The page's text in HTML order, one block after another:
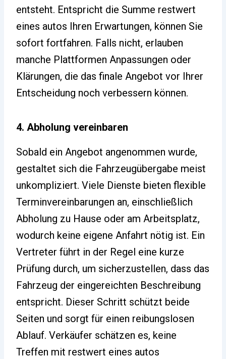
entsteht. Entspricht die Summe restwert
eines autos Ihren Erwartungen, können Sie
sofort fortfahren. Falls nicht, erlauben
manche Plattformen Anpassungen oder
Klärungen, die das finale Angebot vor Ihrer
Entscheidung noch verbessern können.
4. Abholung vereinbaren
Sobald ein Angebot angenommen wurde,
gestaltet sich die Fahrzeugübergabe meist
unkompliziert. Viele Dienste bieten flexible
Terminvereinbarungen an, einschließlich
Abholung zu Hause oder am Arbeitsplatz,
wodurch keine eigene Anfahrt nötig ist. Ein
Vertreter führt in der Regel eine kurze
Prüfung durch, um sicherzustellen, dass das
Fahrzeug der eingereichten Beschreibung
entspricht. Dieser Schritt schützt beide
Seiten und sorgt für einen reibungslosen
Ablauf. Verkäufer schätzen es, keine
Treffen mit restwert eines autos